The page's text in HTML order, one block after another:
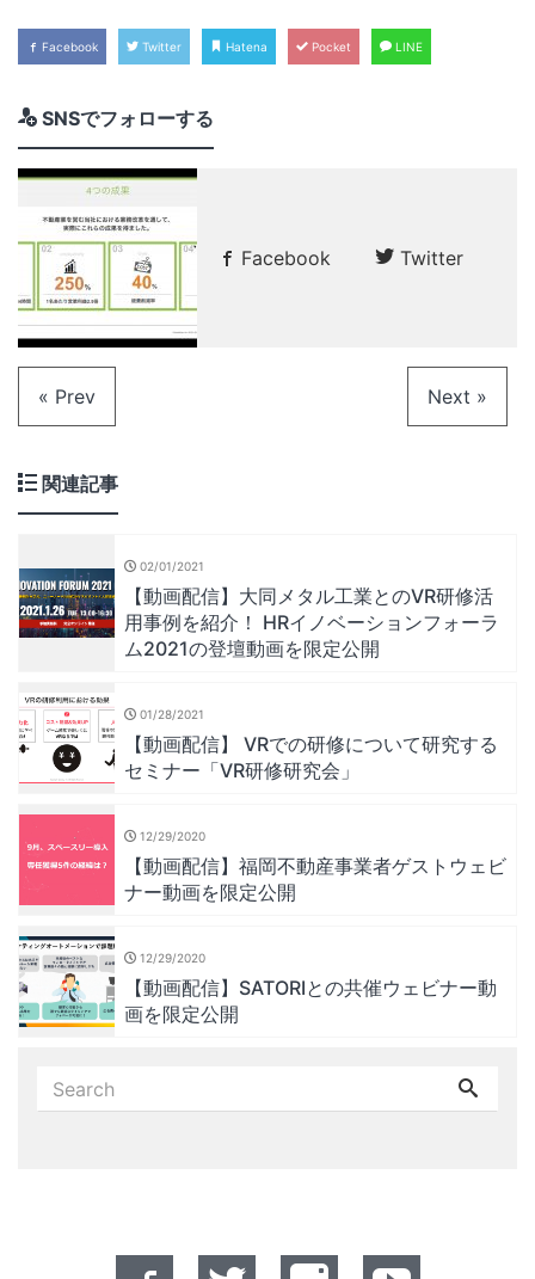
Facebook Twitter Hatena Pocket LINE
SNSでフォローする
Facebook Twitter
« Prev Next »
関連記事
02/01/2021
【動画配信】大同メタル工業とのVR研修活
用事例を紹介！ HRイノベーションフォーラ
ム2021の登壇動画を限定公開
01/28/2021
【動画配信】 VRでの研修について研究する
セミナー「VR研修研究会」
12/29/2020
【動画配信】福岡不動産事業者ゲストウェビ
ナー動画を限定公開
12/29/2020
【動画配信】SATORIとの共催ウェビナー動
画を限定公開